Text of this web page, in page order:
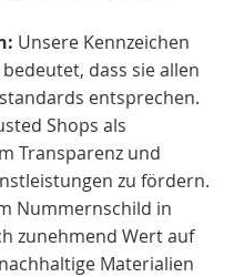
Unsere Kennzeichen
dass sie allen
entsprechen.
Shops als
Transparenz und
zu fördern.
Nummernschild in
zunehmend Wert auf
Materialien